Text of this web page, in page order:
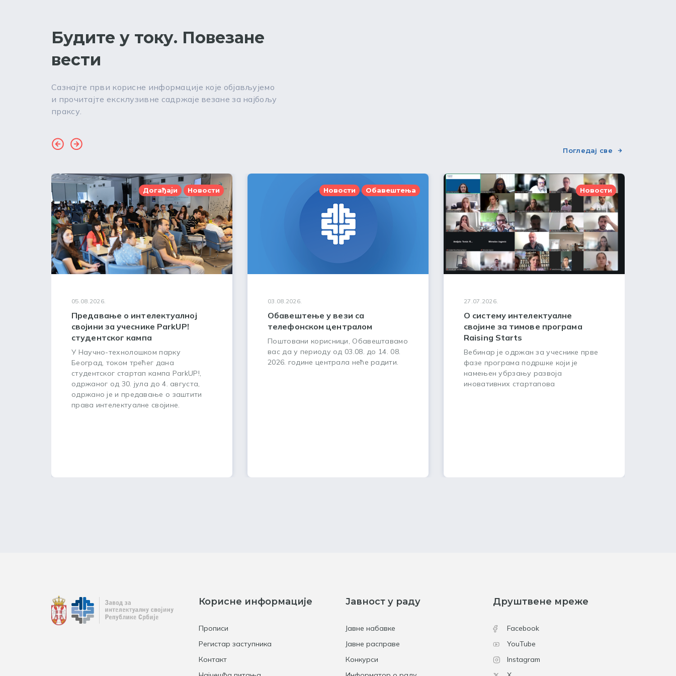
Будите у току. Повезане
вести
Сазнајте први корисне информације које објављујемо
и прочитајте ексклузивне садржаје везане за најбољу
праксу.
Погледај све
Догађаји Новости
05.08.2026.
Предавање о интелектуалној
својини за учеснике ParkUP!
студентског кампа
У Научно-технолошком парку
Београд, током трећег дана
студентског стартап кампа ParkUP!,
одржаног од 30. јула до 4. августа,
одржано је и предавање о заштити
права интелектуалне својине.
Новости Обавештења
03.08.2026.
Обавештење у вези са
телефонском централом
Поштовани корисници, Обавештавамо
вас да у периоду од 03.08. до 14. 08.
2026. године централа неће радити.
Новости
27.07.2026.
О систему интелектуалне
својине за тимове програма
Raising Starts
Вебинар је одржан за учеснике прве
фазе програма подршке који је
намењен убрзању развоја
иновативних стартапова
Корисне информације
Прописи
Регистар заступника
Контакт
Јавност у раду
Јавне набавке
Јавне расправе
Конкурси
Друштвене мреже
Facebook
YouTube
Instagram